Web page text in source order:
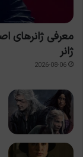
معرفی ژانرهای
ژانر
2026-08-06